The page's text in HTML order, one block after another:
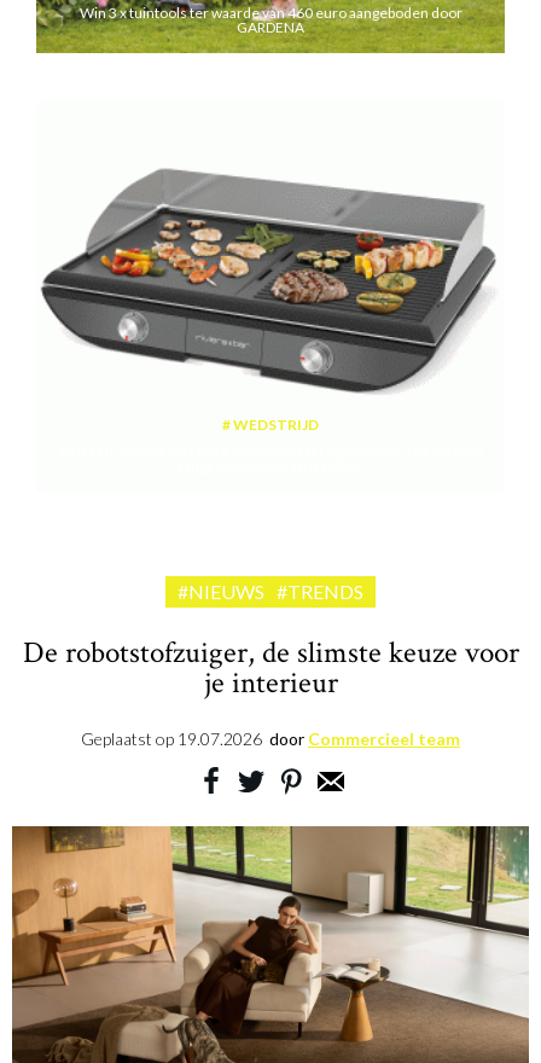
Win 3 x tuintools ter waarde van 460 euro aangeboden door
GARDENA
WEDSTRIJD
#NIEUWS #TRENDS
De robotstofzuiger, de slimste keuze voor
je interieur
Geplaatst op 19.07.2026 door Commercieel team